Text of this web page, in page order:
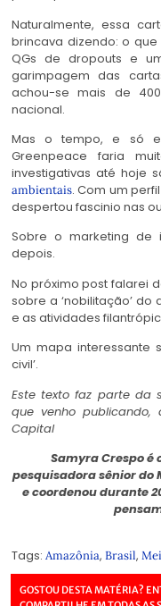
Naturalmente, essa
brincava dizendo: o
QGs de dropouts e
garimpagem das
achou-se mais de
nacional.
Mas o tempo, e só
Greenpeace faria
investigativas até hoje
ambientais. Com um
despertou fascinio nas
Sobre o marketing de
depois.
No próximo post falarei
sobre a ‘nobilitação’
e as atividades
Um mapa interessante
civil’.
Este texto faz parte da
que venho publicando,
Capital
Samyra Crespo
pesquisadora sênior do
e coordenou durante
Tags: Amazônia, Brasil,
GOSTOU DESTA MATÉRIA?